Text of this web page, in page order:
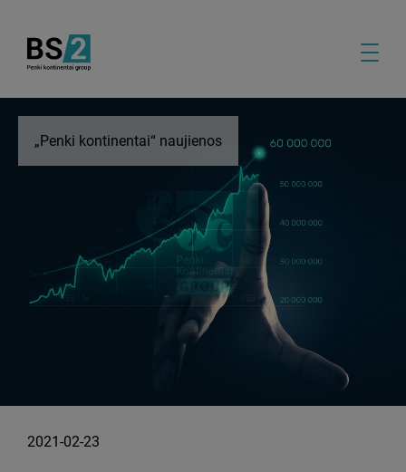
„Penki kontinentai“ naujienos
2021-02-23